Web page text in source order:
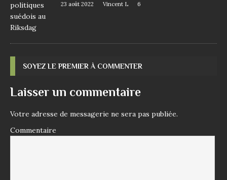
23 août 2022 Vincent L 6
SOYEZ LE PREMIER À COMMENTER
Laisser un commentaire
Votre adresse de messagerie ne sera pas publiée.
Commentaire